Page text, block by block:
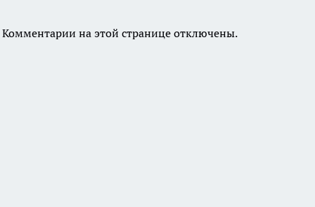
Комментарии на этой странице отключены.